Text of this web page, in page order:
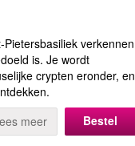
verkennen
is. Je wordt
crypten eronder, en
meer Bestel